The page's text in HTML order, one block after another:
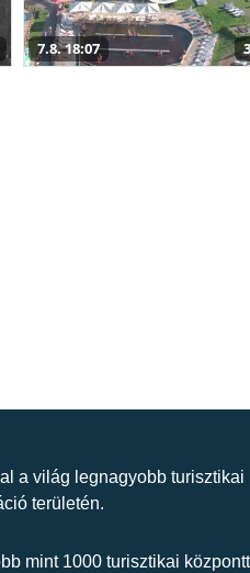
7.8. 18:07
a világ legnagyobb turisztikai
területén.
mint 1000 turisztikai